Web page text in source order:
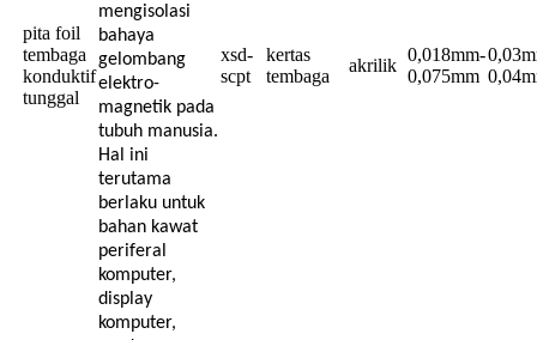
pita foil
tembaga
konduktif
tunggal
mengisolasi
bahaya
gelombang
elektro-
magnetik pada
tubuh manusia.
Hal ini
terutama
berlaku untuk
bahan kawat
periferal
komputer,
display
komputer,
xsd-
scpt
kertas
tembaga
akrilik
0,018mm-
0,075mm